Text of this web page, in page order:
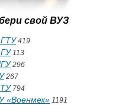
свой ВУЗ
419
113
296
267
794
«Военмех» 1191